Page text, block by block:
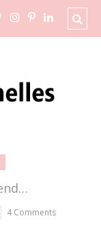
4 Comments